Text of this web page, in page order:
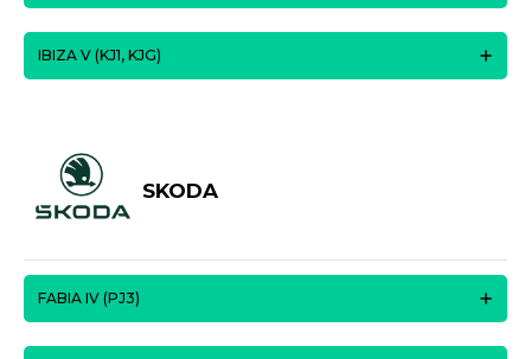
IBIZA V (KJ1, KJG)
SKODA
FABIA IV (PJ3)